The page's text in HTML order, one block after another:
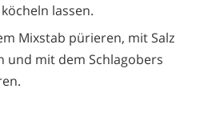
lassen.
Mixstab pürieren, mit Salz
und mit dem Schlagobers